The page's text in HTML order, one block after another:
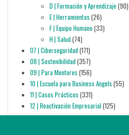
D | Formación y Aprendizaje (90)
E | Herramientas (26)
F | Equipo Humano(33)
H | Salud(74)
07 | Ciberseguridad(171)
08 | Sostenibilidad(357)
09 | Para Mentores (156)
10 | Escuela para Business Angels (55)
11 | Casos Prácticos (331)
12 | Reactivación Empresarial(125)